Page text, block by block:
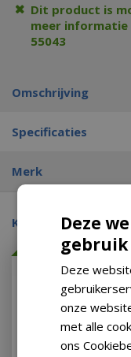
Dit product is
meer informatie
55043
Omschrijving
Specificaties
Merk
Kijk ook eens naar:
Met 10% afgeprijsd
Deze
gebruik
Deze
onze
met alle
ons